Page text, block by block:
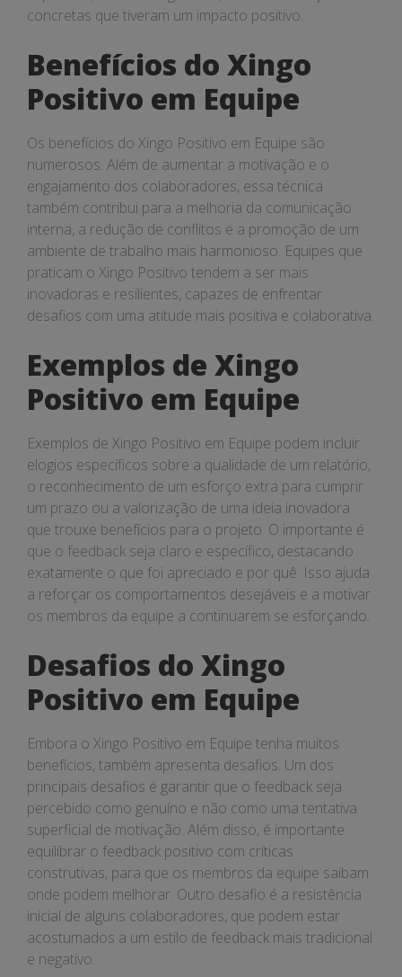
concretas que tiveram um impacto positivo.
Benefícios do Xingo
Positivo em Equipe
Os benefícios do Xingo Positivo em Equipe são
numerosos. Além de aumentar a motivação e o
engajamento dos colaboradores, essa técnica
também contribui para a melhoria da comunicação
interna, a redução de conflitos e a promoção de um
ambiente de trabalho mais harmonioso. Equipes que
praticam o Xingo Positivo tendem a ser mais
inovadoras e resilientes, capazes de enfrentar
desafios com uma atitude mais positiva e colaborativa.
Exemplos de Xingo
Positivo em Equipe
Exemplos de Xingo Positivo em Equipe podem incluir
elogios específicos sobre a qualidade de um relatório,
o reconhecimento de um esforço extra para cumprir
um prazo ou a valorização de uma ideia inovadora
que trouxe benefícios para o projeto. O importante é
que o feedback seja claro e específico, destacando
exatamente o que foi apreciado e por quê. Isso ajuda
a reforçar os comportamentos desejáveis e a motivar
os membros da equipe a continuarem se esforçando.
Desafios do Xingo
Positivo em Equipe
Embora o Xingo Positivo em Equipe tenha muitos
benefícios, também apresenta desafios. Um dos
principais desafios é garantir que o feedback seja
percebido como genuíno e não como uma tentativa
superficial de motivação. Além disso, é importante
equilibrar o feedback positivo com críticas
construtivas, para que os membros da equipe saibam
onde podem melhorar. Outro desafio é a resistência
inicial de alguns colaboradores, que podem estar
acostumados a um estilo de feedback mais tradicional
e negativo.